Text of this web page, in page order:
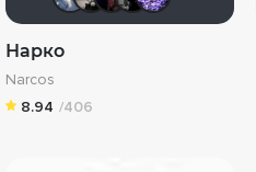
Нарко
Narcos
8.94 /406